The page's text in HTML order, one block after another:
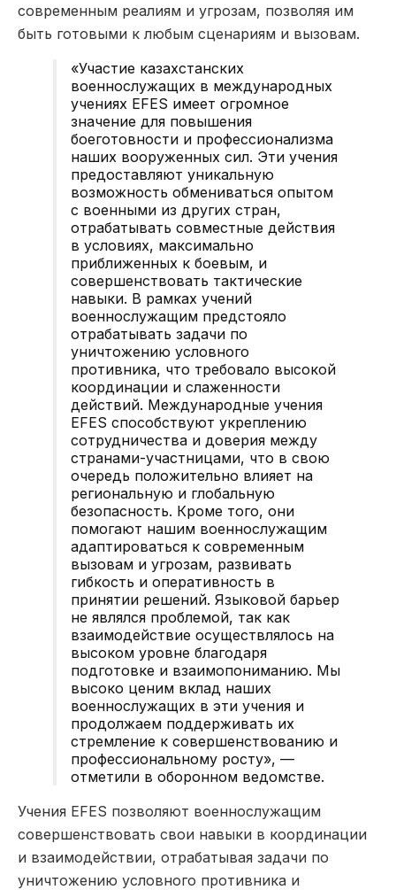
современным реалиям и угрозам, позволяя им
быть готовыми к любым сценариям и вызовам.
«Участие казахстанских
военнослужащих в международных
учениях EFES имеет огромное
значение для повышения
боеготовности и профессионализма
наших вооруженных сил. Эти учения
предоставляют уникальную
возможность обмениваться опытом
с военными из других стран,
отрабатывать совместные действия
в условиях, максимально
приближенных к боевым, и
совершенствовать тактические
навыки. В рамках учений
военнослужащим предстояло
отрабатывать задачи по
уничтожению условного
противника, что требовало высокой
координации и слаженности
действий. Международные учения
EFES способствуют укреплению
сотрудничества и доверия между
странами-участницами, что в свою
очередь положительно влияет на
региональную и глобальную
безопасность. Кроме того, они
помогают нашим военнослужащим
адаптироваться к современным
вызовам и угрозам, развивать
гибкость и оперативность в
принятии решений. Языковой барьер
не являлся проблемой, так как
взаимодействие осуществлялось на
высоком уровне благодаря
подготовке и взаимопониманию. Мы
высоко ценим вклад наших
военнослужащих в эти учения и
продолжаем поддерживать их
стремление к совершенствованию и
профессиональному росту», —
отметили в оборонном ведомстве.
Учения EFES позволяют военнослужащим
совершенствовать свои навыки в координации
и взаимодействии, отрабатывая задачи по
уничтожению условного противника и